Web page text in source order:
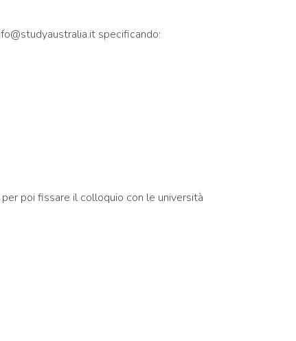
specificando:
per poi fissare il colloquio con le università